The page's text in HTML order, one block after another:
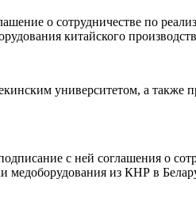
о сотрудничестве по
китайского
университетом, а также
с ней соглашения о
медоборудования из КНР в